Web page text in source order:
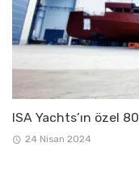
ISA Yachts’ın özel
24 Nisan 2024